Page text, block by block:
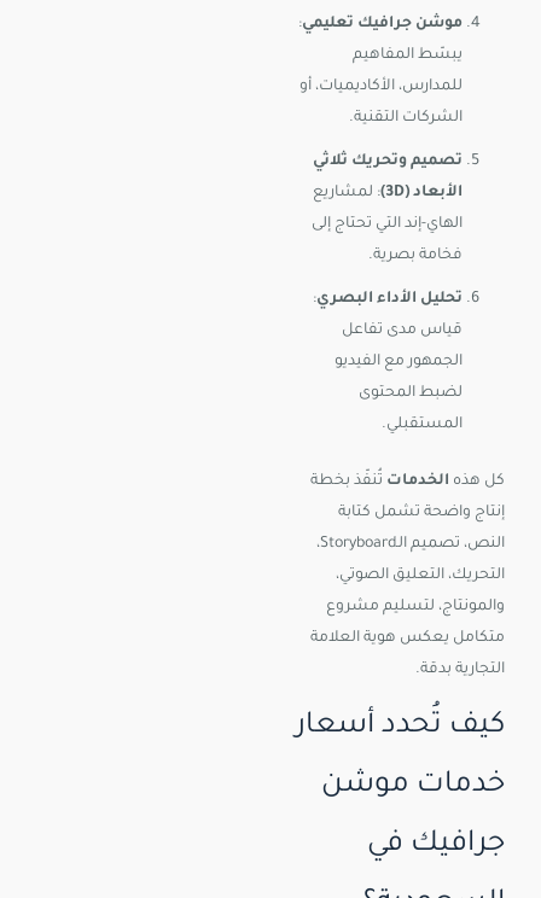
موشن جرافيك تعليمي:
يبسّط المفاهيم
للمدارس، الأكاديميات، أو
الشركات التقنية.
تصميم وتحريك ثلاثي
الأبعاد (3D)
: لمشاريع
الهاي-إند التي تحتاج إلى
فخامة بصرية.
تحليل الأداء البصري:
قياس مدى تفاعل
الجمهور مع الفيديو
لضبط المحتوى
المستقبلي.
كل هذه الخدمات تُنفّذ بخطة
إنتاج واضحة تشمل كتابة
النص، تصميم الـStoryboard،
التحريك، التعليق الصوتي،
والمونتاج، لتسليم مشروع
متكامل يعكس هوية العلامة
التجارية بدقة.
كيف تُحدد أسعار
خدمات موشن
جرافيك في